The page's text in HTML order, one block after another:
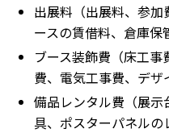
出展料（出展料、参
ースの賃借料、倉庫保
ブース装飾費（床工
費、電気工事費、デザ
備品レンタル費（展
具、ポスターパネルの